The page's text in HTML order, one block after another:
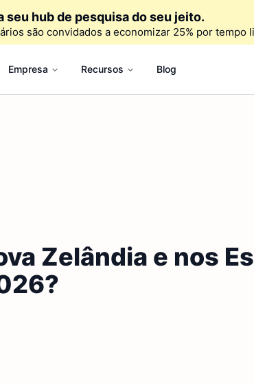
seu hub de pesquisa do seu jeito.
são convidados a economizar 25% por tempo
Empresa Recursos Blog
Zelândia e nos